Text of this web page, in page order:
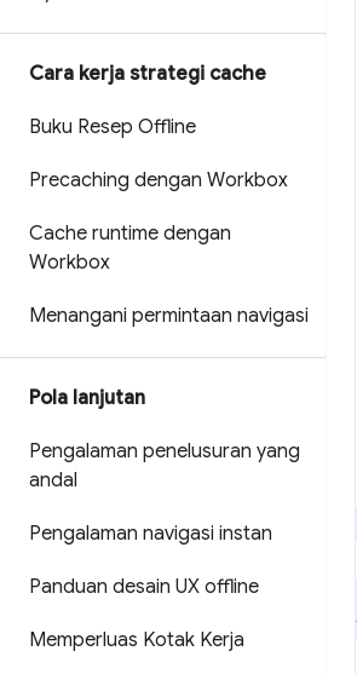
Cara kerja strategi cache
Buku Resep Offline
Precaching dengan Workbox
Cache runtime dengan
Workbox
Menangani permintaan navigasi
Pola lanjutan
Pengalaman penelusuran yang
andal
Pengalaman navigasi instan
Panduan desain UX offline
Memperluas Kotak Kerja